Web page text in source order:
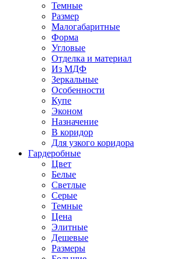
Темные
Размер
Малогабаритные
Форма
Угловые
Отделка и материал
Из МДФ
Зеркальные
Особенности
Купе
Эконом
Назначение
В коридор
Для узкого коридора
Гардеробные
Цвет
Белые
Светлые
Серые
Темные
Цена
Элитные
Дешевые
Размеры